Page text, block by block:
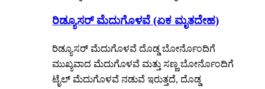
ರಿಡ್ಯೂಸರ್ ಮೆದುಗೊಳವೆ (ಏಕ ಮೃತದೇಹ)
ರಿಡ್ಯೂಸರ್ ಮೆದುಗೊಳವೆ ದೊಡ್ಡ ಬೋರ್ನೊಂದಿಗೆ
ಮುಖ್ಯವಾದ ಮೆದುಗೊಳವೆ ಮತ್ತು ಸಣ್ಣ ಬೋರ್ನೊಂದಿಗೆ
ಟೈಲ್ ಮೆದುಗೊಳವೆ ನಡುವೆ ಇರುತ್ತದೆ, ದೊಡ್ಡ